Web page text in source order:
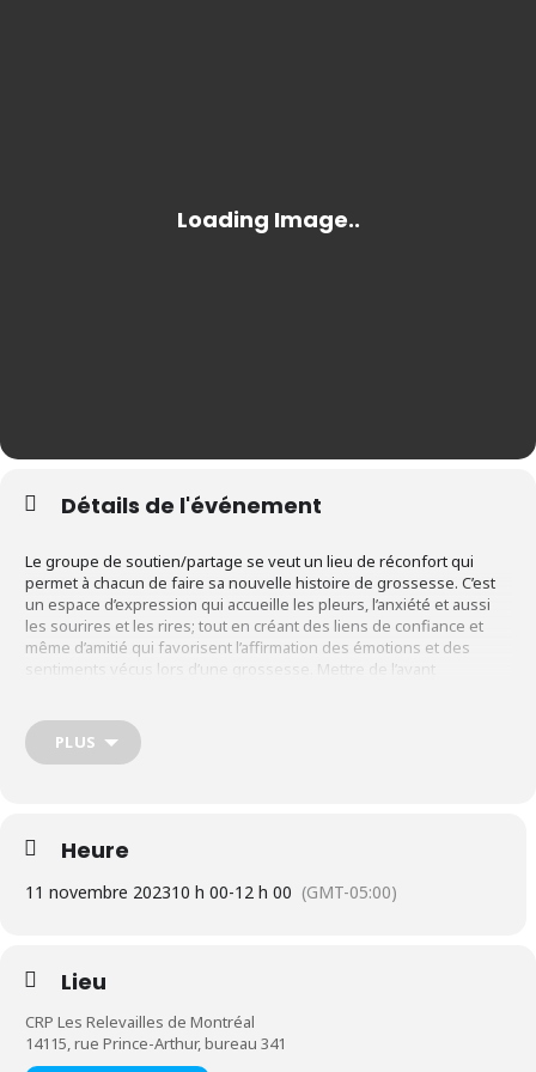
Détails de l'événement
Le groupe de soutien/partage se veut un lieu de réconfort qui
permet à chacun de faire sa nouvelle histoire de grossesse. C’est
un espace d’expression qui accueille les pleurs, l’anxiété et aussi
les sourires et les rires; tout en créant des liens de confiance et
même d’amitié qui favorisent l’affirmation des émotions et des
sentiments vécus lors d’une grossesse. Mettre de l’avant
INFORMATIONS
Groupe de partage ouvert
prématuré, bébé mort-né, mort subite du nourrisson) et qui
sont présentement en processus de fertilité
(accompagnement personnalisé) ou de grossesse espoir.
PLUS
Heure
11 novembre 202310 h 00-12 h 00 (GMT-05:00)
Lieu
CRP Les Relevailles de Montréal
14115, rue Prince-Arthur, bureau 341